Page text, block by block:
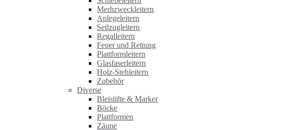
Merhzweckleitern
Anlegeleitern
Seilzugleitern
Regalleitern
Feuer und Rettung
Plattformleitern
Glasfaserleitern
Holz-Stehleitern
Zubehör
Diverse
Bleistifte & Marker
Böcke
Plattformen
Zäune